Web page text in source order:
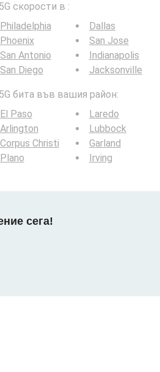
скорости в :
Philadelphia
Phoenix
San Antonio
San Diego
Dallas
San Jose
Indianapolis
Jacksonville
бита във вашия район:
El Paso
Arlington
Corpus Christi
Plano
Laredo
Lubbock
Garland
Irving
сега!